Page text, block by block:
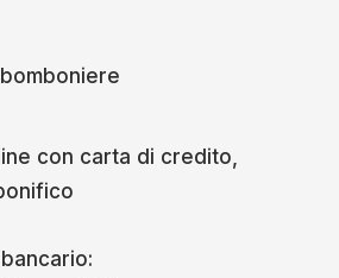
con carta di credito,